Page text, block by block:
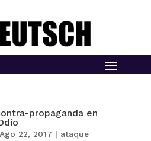
propaganda en
Ago 22, 2017 | ataque